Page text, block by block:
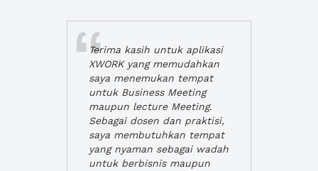
Terima kasih untuk aplikasi
XWORK yang memudahkan
saya menemukan tempat
untuk Business Meeting
maupun lecture Meeting.
Sebagai dosen dan praktisi,
saya membutuhkan tempat
yang nyaman sebagai wadah
untuk berbisnis maupun